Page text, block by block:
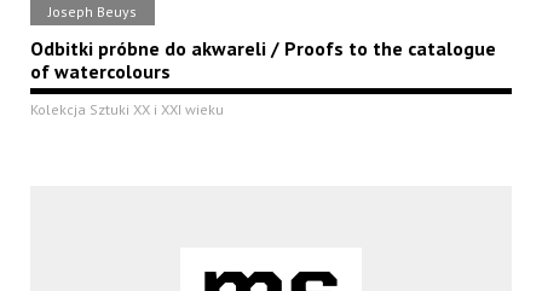
Joseph Beuys
Odbitki próbne do akwareli / Proofs to the catalogue
of watercolours
Kolekcja Sztuki XX i XXI wieku